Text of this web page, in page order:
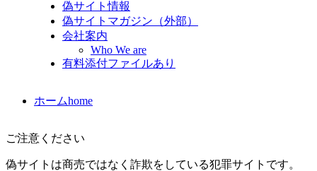
偽サイト情報
偽サイトマガジン（外部）
会社案内
Who We are
有料添付ファイルあり
ホームhome
ご注意ください
偽サイトは商売ではなく詐欺をしている犯罪サイトです。